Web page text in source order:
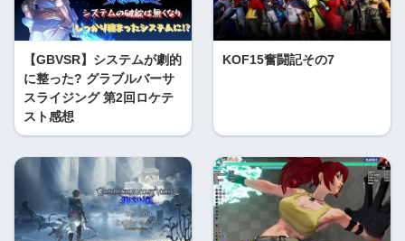
【GBVSR】システムが劇的
に整った? グラブルバーサ
スライジング 第2回ロケテ
スト感想
KOF15奮闘記その7